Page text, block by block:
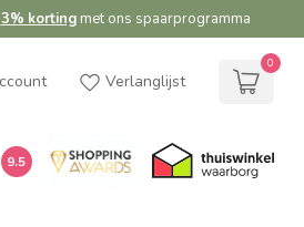
3% kortingmet ons spaarprogramma
Verlanglijst
0
9.5